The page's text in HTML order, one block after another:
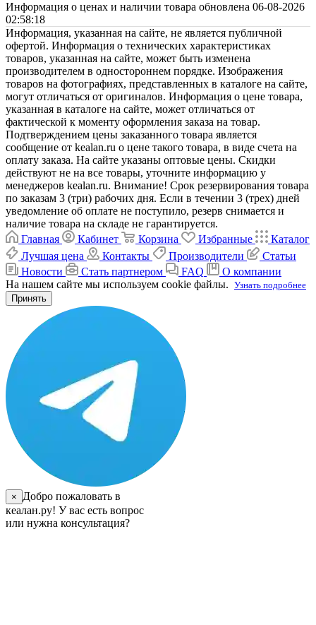
Информация о ценах и наличии товара обновлена 06-08-2026
02:58:18
Информация, указанная на сайте, не является публичной
офертой. Информация о технических характеристиках
товаров, указанная на сайте, может быть изменена
производителем в одностороннем порядке. Изображения
товаров на фотографиях, представленных в каталоге на сайте,
могут отличаться от оригиналов. Информация о цене товара,
указанная в каталоге на сайте, может отличаться от
фактической к моменту оформления заказа на товар.
Подтверждением цены заказанного товара является
сообщение от kealan.ru о цене такого товара, в виде счета на
оплату заказа. На сайте указаны оптовые цены. Скидки
действуют не на все товары, уточните информацию у
менеджеров kealan.ru. Внимание! Срок резервирования товара
по заказам 3 (три) рабочих дня. Если в течении 3 (трех) дней
уведомление об оплате не поступило, резерв снимается и
наличие товара на складе не гарантируется.
Главная
Кабинет Корзина Избранные
Каталог
Лучшая цена
Контакты Производители
Статьи
Новости
Стать партнером FAQ
О компании
На нашем сайте мы используем cookie файлы. Узнать подробнее
Принять
×
Добро пожаловать в
кеалан.ру! У вас есть вопрос
или нужна консультация?